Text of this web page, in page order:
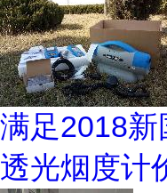
满足2018
透光烟度计